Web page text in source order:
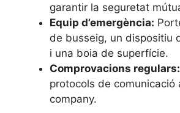
garantir la seguretat
Equip d’emergència:
de busseig, un dispositiu
i una boia de superfície.
Comprovacions regulars:
protocols de comunicació
company.